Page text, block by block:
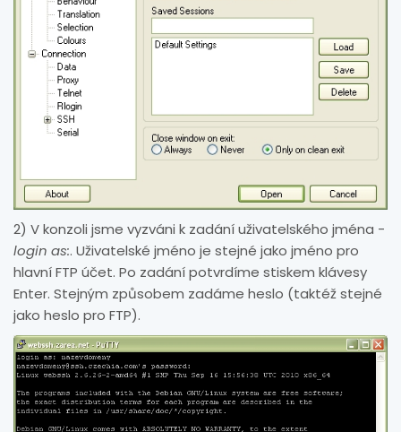
2) V konzoli jsme vyzváni k zadání uživatelského jména -
login as:. Uživatelské jméno je stejné jako jméno pro
hlavní FTP účet. Po zadání potvrdíme stiskem klávesy
Enter. Stejným způsobem zadáme heslo (taktéž stejné
jako heslo pro FTP).